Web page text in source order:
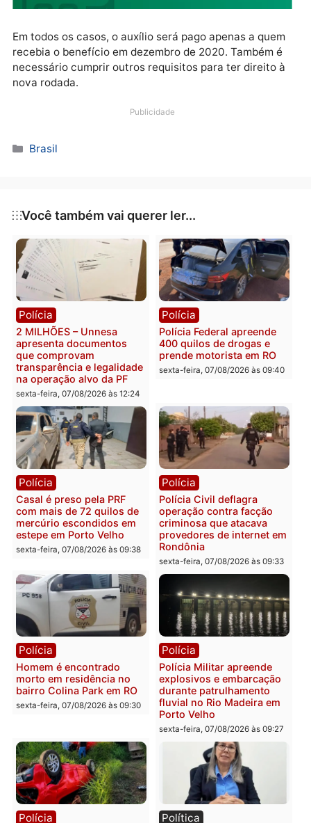
Em todos os casos, o auxílio será pago apenas a
recebia o benefício em dezembro de 2020. Também
necessário cumprir outros requisitos para ter direito
nova rodada.
Publicidade
Categorias
Brasil
Você também vai querer ler...
Polícia
2 MILHÕES – Unnesa
apresenta documentos
que comprovam
transparência e legalidade
na operação alvo da PF
sexta-feira, 07/08/2026 às 12:24
Polícia
Polícia Federal apreende
400 quilos de drogas e
prende motorista em RO
sexta-feira, 07/08/2026 às
Polícia
Casal é preso pela PRF
com mais de 72 quilos de
mercúrio escondidos em
estepe em Porto Velho
sexta-feira, 07/08/2026 às 09:38
Polícia
Polícia Civil deflagra
operação contra facção
criminosa que atacava
provedores de internet
Rondônia